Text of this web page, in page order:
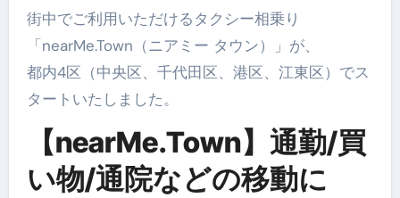
街中でご利用いただけるタクシー相乗り
「nearMe.Town（ニアミー タウン）」が、
都内4区（中央区、千代田区、港区、江東区）でス
タートいたしました。
【nearMe.Town】通勤/買
い物/通院などの移動に